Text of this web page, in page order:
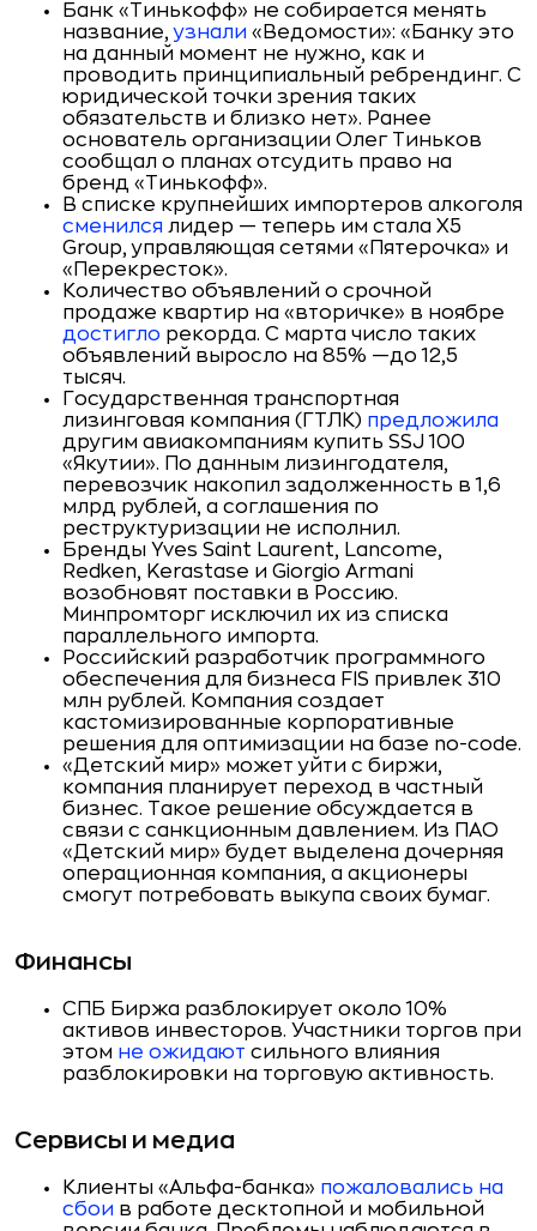
Банк «Тинькофф» не собирается менять
название,узнали «Ведомости»: «Банку это
на данный момент не нужно, как и
проводить принципиальный ребрендинг. С
юридической точки зрения таких
обязательств и близко нет». Ранее
основатель организации Олег Тиньков
сообщал о планах отсудить право на
бренд «Тинькофф».
В списке крупнейших импортеров алкоголя
сменился лидер — теперь им стала X5
Group, управляющая сетями «Пятерочка» и
«Перекресток».
Количество объявлений о срочной
продаже квартир на «вторичке» в ноябре
достигло рекорда. С марта число таких
объявлений выросло на 85% —до 12,5
тысяч.
Государственная транспортная
лизинговая компания (ГТЛК) предложила
другим авиакомпаниям купить SSJ 100
«Якутии». По данным лизингодателя,
перевозчик накопил задолженность в 1,6
млрд рублей, а соглашения по
реструктуризации не исполнил.
Бренды Yves Saint Laurent, Lancome,
Redken, Kerastase и Giorgio Armani
возобновят поставки в Россию.
Минпромторг исключил их из списка
параллельного импорта.
Российский разработчик программного
обеспечения для бизнеса FIS привлек 310
млн рублей. Компания создает
кастомизированные корпоративные
решения для оптимизации на базе no-code.
«Детский мир» может уйти с биржи,
компания планирует переход в частный
бизнес. Такое решение обсуждается в
связи с санкционным давлением. Из ПАО
«Детский мир» будет выделена дочерняя
операционная компания, а акционеры
смогут потребовать выкупа своих бумаг.
Финансы
СПБ Биржа разблокирует около 10%
активов инвесторов. Участники торгов при
этом не ожидают сильного влияния
разблокировки на торговую активность.
Сервисы и медиа
Клиенты «Альфа-банка» пожаловались на
сбои в работе десктопной и мобильной